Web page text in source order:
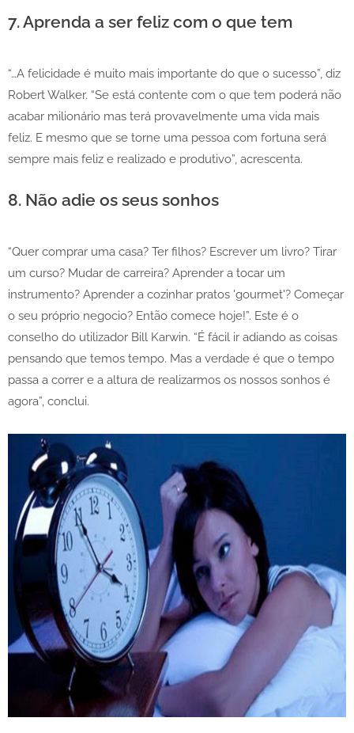
7. Aprenda a ser feliz com o que tem
“…A felicidade é muito mais importante do que o sucesso”, diz
Robert Walker. “Se está contente com o que tem poderá não
acabar milionário mas terá provavelmente uma vida mais
feliz. E mesmo que se torne uma pessoa com fortuna será
sempre mais feliz e realizado e produtivo”, acrescenta.
8. Não adie os seus sonhos
“Quer comprar uma casa? Ter filhos? Escrever um livro? Tirar
um curso? Mudar de carreira? Aprender a tocar um
instrumento? Aprender a cozinhar pratos 'gourmet'? Começar
o seu próprio negocio? Então comece hoje!”. Este é o
conselho do utilizador Bill Karwin. “É fácil ir adiando as coisas
pensando que temos tempo. Mas a verdade é que o tempo
passa a correr e a altura de realizarmos os nossos sonhos é
agora”, conclui.